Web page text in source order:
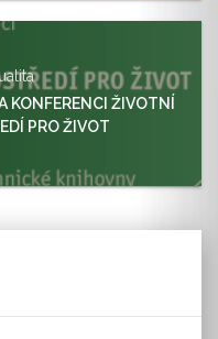
KONFERENCI ŽIVOTNÍ
PRO ŽIVOT